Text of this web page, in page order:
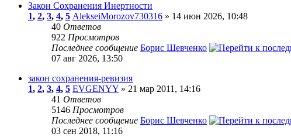
Закон Сохранения Инертности
1, 2, 3, 4, 5 AlekseiMorozov730316 » 14 июн 2026, 10:48
40 Ответов
922 Просмотров
Последнее сообщение Борис Шевченко
07 авг 2026, 13:50
закон сохранения-ревизия
1, 2, 3, 4, 5 EVGENYY » 21 мар 2011, 14:16
41 Ответов
5146 Просмотров
Последнее сообщение Борис Шевченко
03 сен 2018, 11:16